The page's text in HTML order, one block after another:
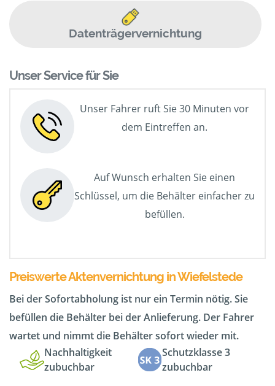
Datenträgervernichtung
Unser Service für Sie
Unser Fahrer ruft Sie 30 Minuten vor
dem Eintreffen an.
Auf Wunsch erhalten Sie einen
Schlüssel, um die Behälter einfacher zu
befüllen.
Preiswerte Aktenvernichtung in Wiefelstede
Bei der Sofortabholung ist nur ein Termin nötig. Sie
befüllen die Behälter bei der Anlieferung. Der Fahrer
wartet und nimmt die Behälter sofort wieder mit.
Nachhaltigkeit
zubuchbar
Schutzklasse 3
zubuchbar